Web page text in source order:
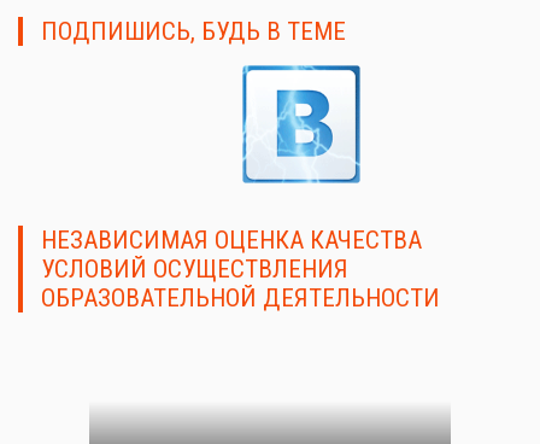
ПОДПИШИСЬ, БУДЬ В ТЕМЕ
НЕЗАВИСИМАЯ ОЦЕНКА КАЧЕСТВА
УСЛОВИЙ ОСУЩЕСТВЛЕНИЯ
ОБРАЗОВАТЕЛЬНОЙ ДЕЯТЕЛЬНОСТИ